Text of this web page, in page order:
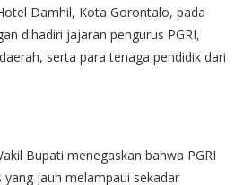
Damhil, Kota Gorontalo, pada
dihadiri jajaran pengurus PGRI,
serta para tenaga pendidik dari
Bupati menegaskan bahwa PGRI
jauh melampaui sekadar